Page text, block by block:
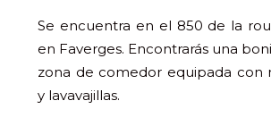
Se encuentra en el 850 de la
en Faverges. Encontrarás una
zona de comedor equipada con
y lavavajillas.